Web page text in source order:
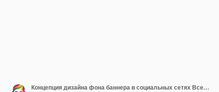
Концепция дизайна фона баннера в социальных сетях Всемирного дня сердца с реалистичным сердцем